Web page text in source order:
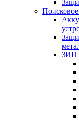
ЗИП